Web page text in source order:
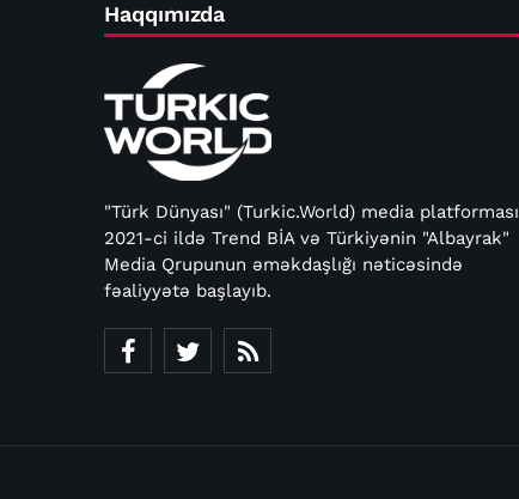
Haqqımızda
"Türk Dünyası" (Turkic.World) media platforması
2021-ci ildə Trend BİA və Türkiyənin "Albayrak"
Media Qrupunun əməkdaşlığı nəticəsində
fəaliyyətə başlayıb.